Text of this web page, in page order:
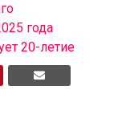
года
20-летие